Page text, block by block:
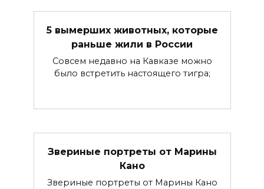
5 вымерших животных, которые
раньше жили в России
Совсем недавно на Кавказе можно
было встретить настоящего тигра;
Звериные портреты от Марины
Кано
Звериные портреты от Марины Кано